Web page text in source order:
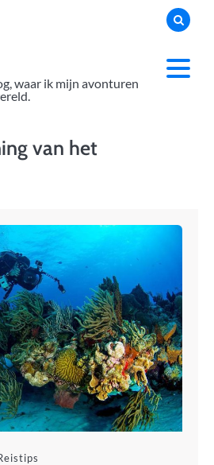
waar ik mijn avonturen
van het